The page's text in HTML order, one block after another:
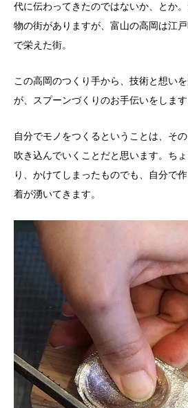
代に伝わってきたのではないか、とか
物の街がありますが、富山の高岡は江
で栄えた街。
この高岡のつくり手から、技術と想い
が、スプーンづくりのお手伝いをします
自分でモノをつくるということは、そ
吹き込んでいくことだと思います。ち
り、かけてしまったものでも、自分で
着が湧いてきます。